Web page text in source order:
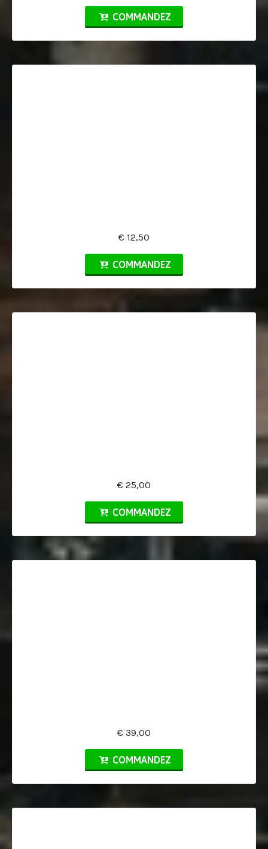
COMMANDEZ
€ 12,50
COMMANDEZ
€ 25,00
COMMANDEZ
€ 39,00
COMMANDEZ